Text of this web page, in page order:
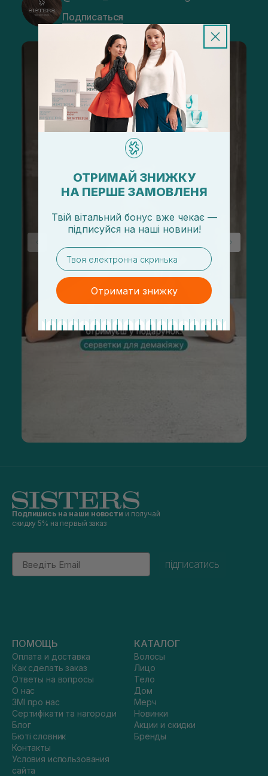
Подписаться
Подпишись на наши новости и получай
скидку 5% на первый заказ
Email
підписатись
ПОМОЩЬ
Оплата и доставка
Как сделать заказ
Ответы на вопросы
О нас
ЗМІ про нас
Сертифікати та нагороди
Блог
Бюті словник
Контакты
Условия использования
сайта
КАТАЛОГ
Волосы
Лицо
Тело
Дом
Мерч
Новинки
Акции и скидки
Бренды
ОТРИМАЙ ЗНИЖКУ
НА ПЕРШЕ ЗАМОВЛЕНЯ
Твій вітальний бонус вже чекає —
підписуйся на наші новини!
email
Отримати знижку